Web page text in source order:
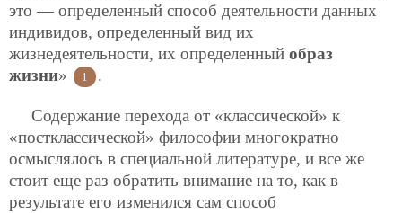
это — определенный способ деятельности данных
индивидов, определенный вид их
жизнедеятельности, их определенный образ
жизни» 1 .
Содержание перехода от «классической» к
«постклассической» философии многократно
осмыслялось в специальной литературе, и все же
стоит еще раз обратить внимание на то, как в
результате его изменился сам способ